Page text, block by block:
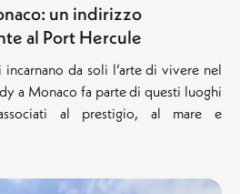
un indirizzo
al Port Hercule
da soli l’arte di vivere nel
a Monaco fa parte di questi luoghi
al prestigio, al mare e